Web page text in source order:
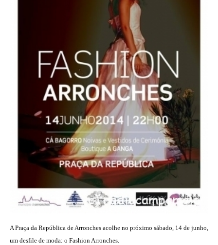
A Praça da República de Arronches acolhe no próximo sábado, 14 de junho,
um desfile de moda: o Fashion Arronches.